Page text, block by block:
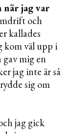
när jag var
och
kallades
kom väl upp i
mig en
jag inte är så
sig om
jag gick